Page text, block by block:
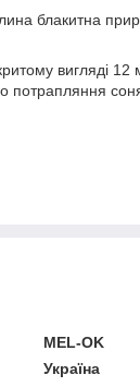
блакитна
вигляді 12
потрапляння
MEL-OK
Україна